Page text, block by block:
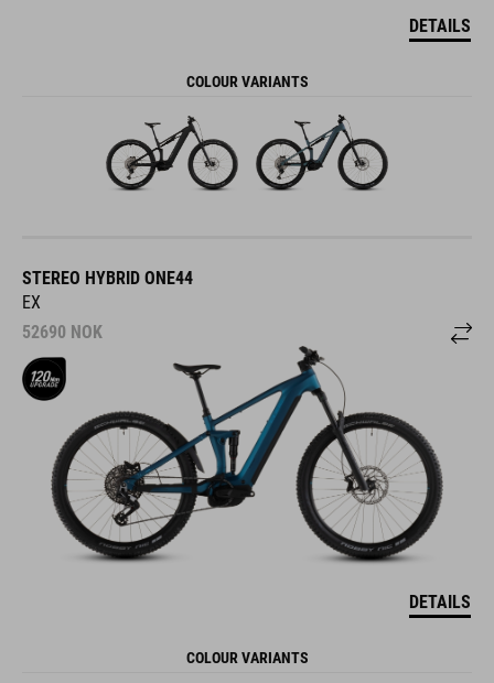
DETAILS
COLOUR VARIANTS
STEREO HYBRID ONE44
EX
52690 NOK
DETAILS
COLOUR VARIANTS